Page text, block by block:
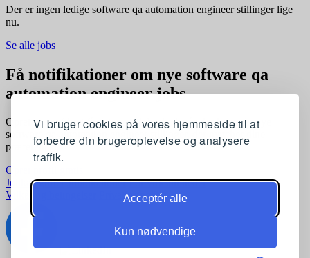
Vi bruger cookies på vores hjemmeside til at
forbedre din brugeroplevelse og analysere
traffik.
Acceptér alle
Kun nødvendige
Der er ingen ledige software qa automation engineer stillinger lige
nu.
Se alle jobs
Få notifikationer om nye software qa
automation engineer jobs
Opret en profil og få automatisk besked, når der kommer nye
software qa automation engineer stillinger, der matcher dine
præferencer
Opret profil gratis
Jobkategorier Joblokationer For virksomheder
Vilkår og betingelser
Privatlivspolitik